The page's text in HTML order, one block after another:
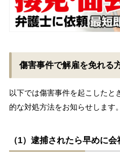
傷害事件で解雇を免れる
以下では傷害事件を起こしたと
的な対処方法をお知らせします。
（1）逮捕されたら早めに